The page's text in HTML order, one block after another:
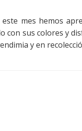
mes hemos
con sus colores y
y en